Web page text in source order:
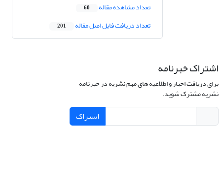
تعداد مشاهده مقاله 60
تعداد دریافت فایل اصل مقاله 201
اشتراک خبرنامه
برای دریافت اخبار و اطلاعیه های مهم نشریه در خبرنامه
نشریه مشترک شوید.
اشتراک